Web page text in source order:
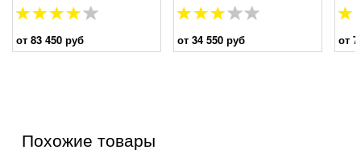
от 83 450 руб от 34 550 руб от
Похожие товары